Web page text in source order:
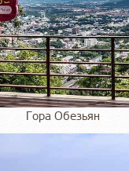
Гора Обезьян